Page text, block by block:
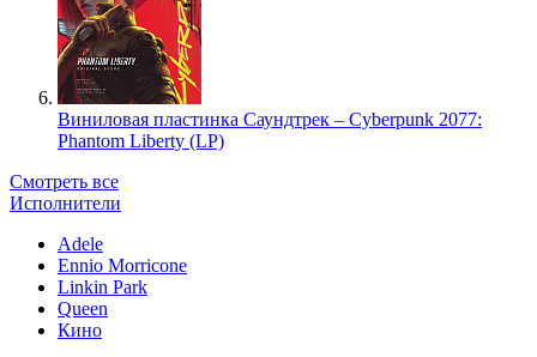
Виниловая пластинка Саундтрек – Cyberpunk 2077:
Phantom Liberty (LP)
Смотреть все
Исполнители
Adele
Ennio Morricone
Linkin Park
Queen
Кино